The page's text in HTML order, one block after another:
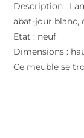
Description :
abat-jour blanc,
Etat : neuf
Dimensions :
Ce meuble se